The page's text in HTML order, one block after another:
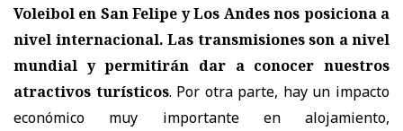
Voleibol en San Felipe y Los Andes nos posiciona a
nivel internacional. Las transmisiones son a nivel
mundial y permitirán dar a conocer nuestros
atractivos turísticos. Por otra parte, hay un impacto
económico muy importante en alojamiento,